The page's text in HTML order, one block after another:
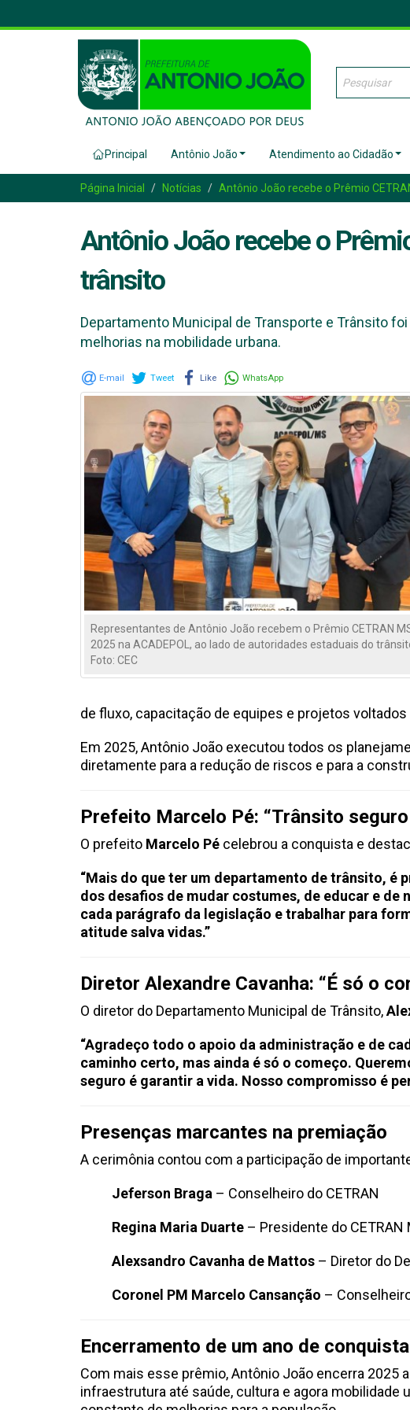
Principal Antônio João Atendimento ao Cidadão
Página Inicial Notícias Antônio João recebe o Prêmio
Antônio João recebe o
trânsito
Departamento Municipal de Transporte e Trânsito
melhorias na mobilidade urbana.
E-mail Tweet Like WhatsApp
Representantes de Antônio João recebem o Prêmio CETRAN
2025 na ACADEPOL, ao lado de autoridades estaduais do
Foto: CEC
de fluxo, capacitação de equipes e projetos
Em 2025, Antônio João executou todos os
diretamente para a redução de riscos e para a
Prefeito Marcelo Pé: “Trânsito
O prefeito Marcelo Pé celebrou a conquista e
“Mais do que ter um departamento de trânsito, é
dos desafios de mudar costumes, de educar e
cada parágrafo da legislação e trabalhar para
atitude salva vidas.”
Diretor Alexandre Cavanha: “É só o
O diretor do Departamento Municipal de Trânsito,
“Agradeço todo o apoio da administração e de
caminho certo, mas ainda é só o começo.
seguro é garantir a vida. Nosso compromisso é
Presenças marcantes na premiação
A cerimônia contou com a participação de
Jeferson Braga – Conselheiro do CETRAN
Regina Maria Duarte – Presidente do CETRAN
Alexsandro Cavanha de Mattos – Diretor do
Coronel PM Marcelo Cansanção –
Encerramento de um ano de
Com mais esse prêmio, Antônio João encerra
infraestrutura até saúde, cultura e agora